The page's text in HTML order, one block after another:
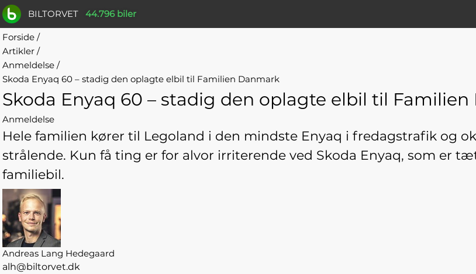
BILTORVET 44.796 biler
Forside /
Artikler /
Anmeldelse /
Skoda Enyaq 60 – stadig den oplagte elbil til Familien Danmark
Skoda Enyaq 60 – stadig den oplagte elbil til
Anmeldelse
Hele familien kører til Legoland i den mindste Enyaq i fredagstrafik og
strålende. Kun få ting er for alvor irriterende ved Skoda Enyaq, som er
familiebil.
Andreas Lang Hedegaard
alh@biltorvet.dk